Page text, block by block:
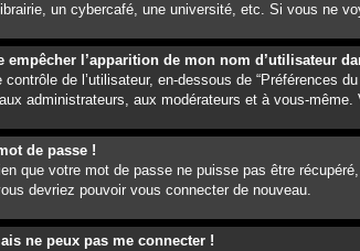
un cybercafé, une université, etc. Si vous ne
empêcher l’apparition de mon nom d’utilisateur
contrôle de l’utilisateur, en-dessous de “Préférences
administrateurs, aux modérateurs et à vous-
de passe !
que votre mot de passe ne puisse pas être
devriez pouvoir vous connecter de nouveau.
ne peux pas me connecter !